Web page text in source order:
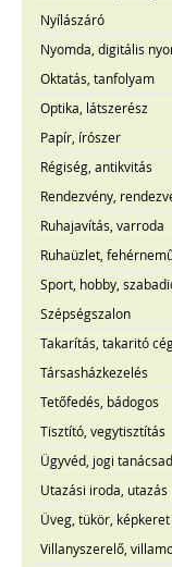
Nyílászáró
Nyomda, digitális
Oktatás, tanfolyam
Optika, látszerész
Papír, írószer
Régiség, antikvitás
Rendezvény,
Ruhajavítás, varroda
Ruhaüzlet,
Sport, hobby,
Szépségszalon
Takarítás, takaritó
Társasházkezelés
Tetőfedés, bádogos
Tisztító, vegytisztítás
Ügyvéd, jogi
Utazási iroda, utazás
Üveg, tükör, képkeret
Villanyszerelő,